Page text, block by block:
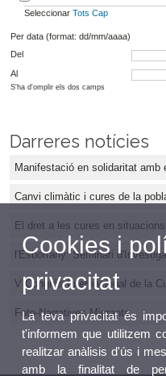
Seleccionar Tots Cap
Per data (format: dd/mm/aaaa)
Del
Al
S'ha d'omplir els dos camps
Darreres notícies
Manifestació en solidaritat amb
Canvi climàtic i cures de la
El dret a les cures en
l'Esborrany: Seminari
V Congrés Internacional de la
Foto-Narratives Migrants
Cookies i
privacitat
La teva privacitat és
t'informem que utilitzem
realitzar anàlisis d'ús i
amb la finalitat de